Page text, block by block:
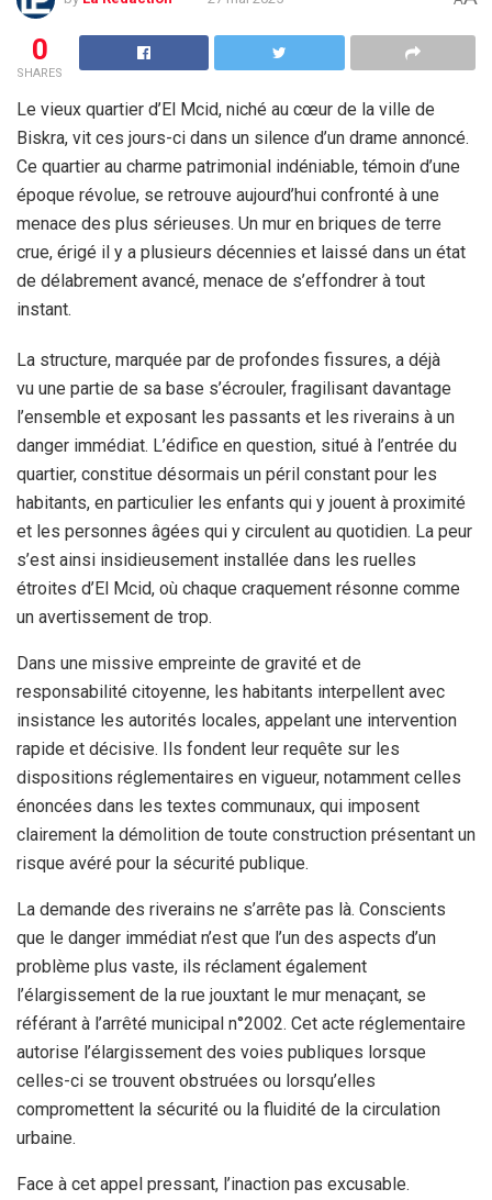
0
SHARES
Le vieux quartier d’El Mcid, niché au cœur de la ville de
Biskra, vit ces jours-ci dans un silence d’un drame annoncé.
Ce quartier au charme patrimonial indéniable, témoin d’une
époque révolue, se retrouve aujourd’hui confronté à une
menace des plus sérieuses. Un mur en briques de terre
crue, érigé il y a plusieurs décennies et laissé dans un état
de délabrement avancé, menace de s’effondrer à tout
instant.
La structure, marquée par de profondes fissures, a déjà
vu une partie de sa base s’écrouler, fragilisant davantage
l’ensemble et exposant les passants et les riverains à un
danger immédiat. L’édifice en question, situé à l’entrée du
quartier, constitue désormais un péril constant pour les
habitants, en particulier les enfants qui y jouent à proximité
et les personnes âgées qui y circulent au quotidien. La peur
s’est ainsi insidieusement installée dans les ruelles
étroites d’El Mcid, où chaque craquement résonne comme
un avertissement de trop.
Dans une missive empreinte de gravité et de
responsabilité citoyenne, les habitants interpellent avec
insistance les autorités locales, appelant une intervention
rapide et décisive. Ils fondent leur requête sur les
dispositions réglementaires en vigueur, notamment celles
énoncées dans les textes communaux, qui imposent
clairement la démolition de toute construction présentant un
risque avéré pour la sécurité publique.
La demande des riverains ne s’arrête pas là. Conscients
que le danger immédiat n’est que l’un des aspects d’un
problème plus vaste, ils réclament également
l’élargissement de la rue jouxtant le mur menaçant, se
référant à l’arrêté municipal n°2002. Cet acte réglementaire
autorise l’élargissement des voies publiques lorsque
celles-ci se trouvent obstruées ou lorsqu’elles
compromettent la sécurité ou la fluidité de la circulation
urbaine.
Face à cet appel pressant, l’inaction pas excusable.